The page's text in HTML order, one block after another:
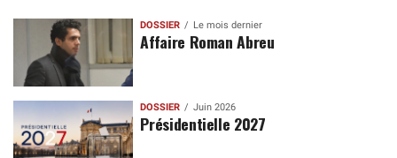
DOSSIER Le mois dernier
Affaire Roman Abreu
DOSSIER Juin 2026
Présidentielle 2027